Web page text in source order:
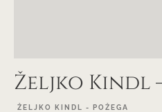
Željko Kindl
ŽELJKO KINDL - POŽEGA